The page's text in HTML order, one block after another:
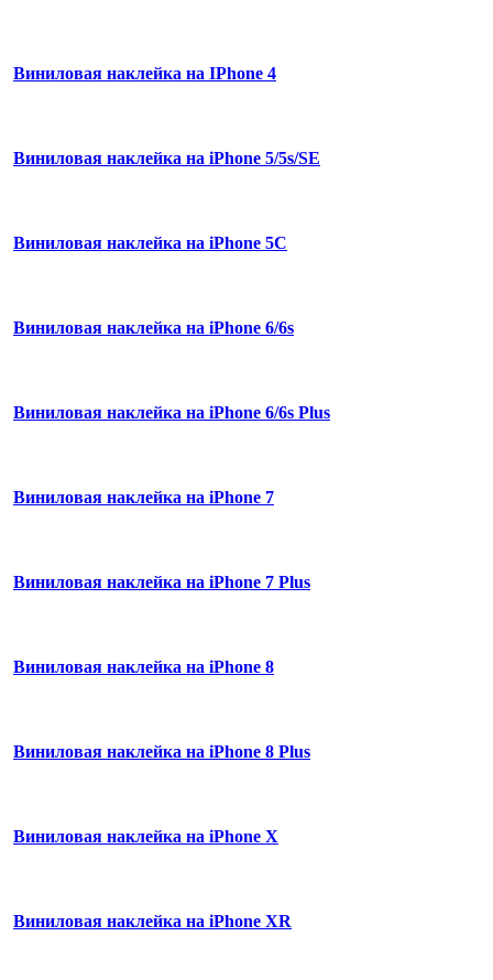
Виниловая наклейка на IPhone 4
Виниловая наклейка на iPhone 5/5s/SE
Виниловая наклейка на iPhone 5C
Виниловая наклейка на iPhone 6/6s
Виниловая наклейка на iPhone 6/6s Plus
Виниловая наклейка на iPhone 7
Виниловая наклейка на iPhone 7 Plus
Виниловая наклейка на iPhone 8
Виниловая наклейка на iPhone 8 Plus
Виниловая наклейка на iPhone X
Виниловая наклейка на iPhone XR